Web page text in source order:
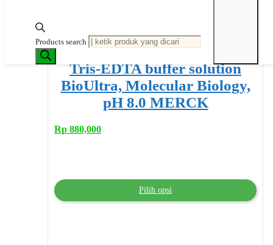
Products search
Tris-EDTA buffer solution
BioUltra, Molecular Biology,
pH 8.0 MERCK
Rp 880,000
Pilih opsi